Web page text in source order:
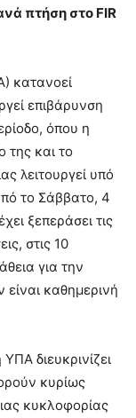
πτήση στο FIR
κατανοεί
επιβάρυνση
όπου η
της και το
λειτουργεί υπό
το Σάββατο, 4
ξεπεράσει τις
στις 10
για την
καθημερινή
διευκρινίζει
κυρίως
κυκλοφορίας